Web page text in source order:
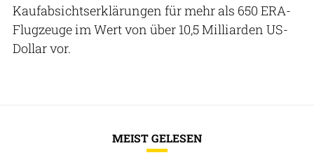
Kaufabsichtserklärungen für mehr als 650 ERA-
Flugzeuge im Wert von über 10,5 Milliarden US-
Dollar vor.
MEIST GELESEN